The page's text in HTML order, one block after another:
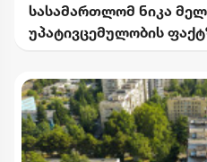
სასამართლომ ნიკა
უპატივცემულობის